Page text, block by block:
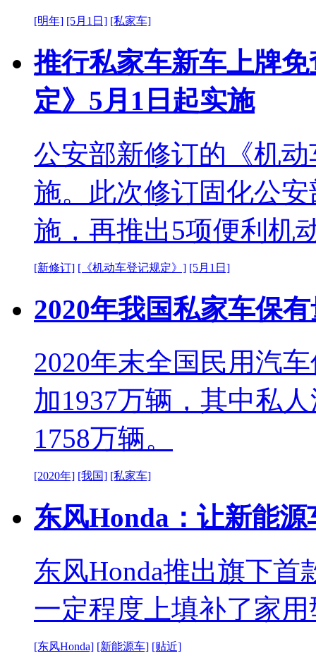
[明年] [5月1日] [私家车]
推行私家车新车上牌
定》5月1日起实施
公安部新修订的《机
施。此次修订固化公
施，再推出5项便利机
[新修订] [《机动车登记规定》] [5月1日]
2020年我国私家车保
2020年末全国民用汽
加1937万辆，其中私
1758万辆。
[2020年] [我国] [私家车]
东风Honda：让新能
东风Honda推出旗下首
一定程度上填补了家
[东风Honda] [新能源车] [贴近]